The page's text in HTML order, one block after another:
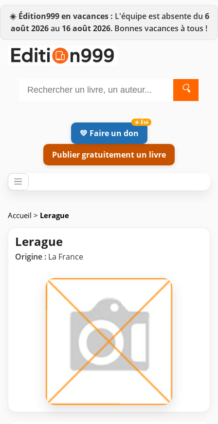
☀️ Édition999 en vacances : L'équipe est absente du 6
août 2026au 16 août 2026. Bonnes vacances à tous !
🔍
💛 Faire un don
Publier gratuitement un livre
Accueil > Lerague
Lerague
Origine : La France